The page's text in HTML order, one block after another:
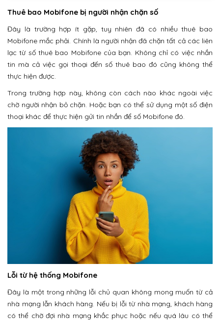
Thuê bao Mobifone bị người nhận chặn số
Đây là trường hợp ít gặp, tuy nhiên đã có nhiều thuê bao
Mobifone mắc phải. Chính là người nhận đã chặn tất cả các liên
lạc từ số thuê bao Mobifone của bạn. Không chỉ có việc nhắn
tin mà cả việc gọi thoại đến số thuê bao đó cũng không thể
thực hiện được.
Trong trường hợp này, không còn cách nào khác ngoài việc
chờ người nhận bỏ chặn. Hoặc bạn có thể sử dụng một số điện
thoại khác để thực hiện gửi tin nhắn để số Mobifone đó.
Lỗi từ hệ thống Mobifone
Đây là một trong những lỗi chủ quan không mong muốn từ cả
nhà mạng lẫn khách hàng. Nếu bị lỗi từ nhà mạng, khách hàng
có thể chờ đợi nhà mạng khắc phục hoặc nếu quá lâu có thể